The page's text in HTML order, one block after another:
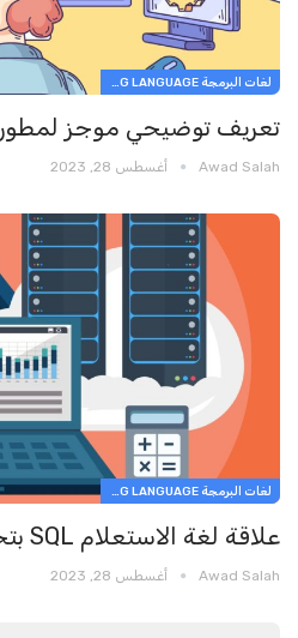
لغات البرمجة PROGRAMMING LANGUAGE
تعريف توضيحي موجز لمطور SQL
Awad Salah أغسطس 28, 2023
لغات البرمجة PROGRAMMING LANGUAGE
علاقة لغة الاستعلام SQL بتحليل البيانات
Awad Salah أغسطس 28, 2023